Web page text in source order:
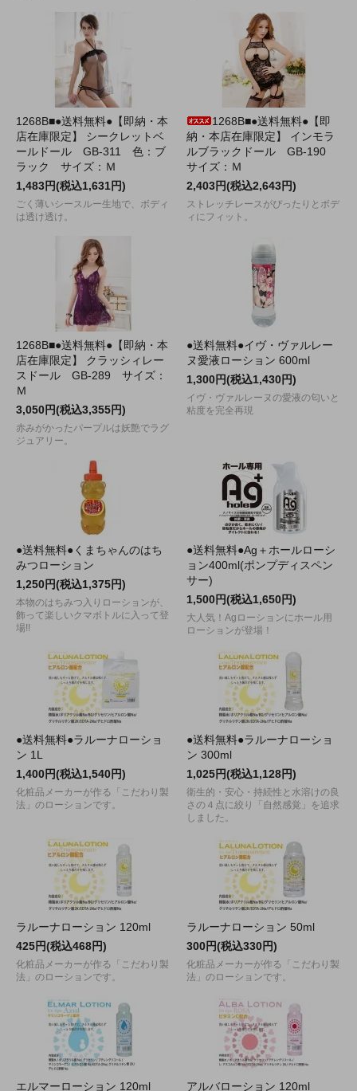
1268B■●送料無料●【即納・本
店在庫限定】 シークレットベ
ールドール GB-311 色：ブ
ラック サイズ：Ｍ
1,483円(税込1,631円)
ごく薄いシースルー生地で、ボディ
は透け透け。
1268B■●送料無料●【即
納・本店在庫限定】 インモラ
ルブラックドール GB-190
サイズ：Ｍ
2,403円(税込2,643円)
ストレッチレースがぴったりとボデ
ィにフィット。
1268B■●送料無料●【即納・本
店在庫限定】 クラッシィレー
スドール GB-289 サイズ：
Ｍ
3,050円(税込3,355円)
赤みがかったパープルは妖艶でラグ
ジュアリー。
●送料無料●イヴ・ヴァルレー
ヌ愛液ローション 600ml
1,300円(税込1,430円)
イヴ・ヴァルレーヌの愛液の匂いと
粘度を完全再現
●送料無料●くまちゃんのはち
みつローション
1,250円(税込1,375円)
本物のはちみつ入りローションが、
飾って楽しいクマボトルに入って登
場!!
●送料無料●Ag＋ホールローシ
ョン400ml(ポンプディスペン
サー)
1,500円(税込1,650円)
大人気！Agローションにホール用
ローションが登場！
●送料無料●ラルーナローショ
ン 1L
1,400円(税込1,540円)
化粧品メーカーが作る「こだわり製
法」のローションです。
●送料無料●ラルーナローショ
ン 300ml
1,025円(税込1,128円)
衛生的・安心・持続性と水溶けの良
さの４点に絞り「自然感覚」を追求
しました。
ラルーナローション 120ml
425円(税込468円)
化粧品メーカーが作る「こだわり製
法」のローションです。
ラルーナローション 50ml
300円(税込330円)
化粧品メーカーが作る「こだわり製
法」のローションです。
エルマーローション 120ml アルバローション 120ml